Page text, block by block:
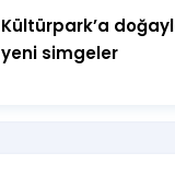
Kültürpark’a
yeni simgeler